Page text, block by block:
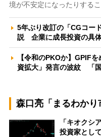
境が不安定になったりする
5年ぶり改訂の「CGコー
説 企業に成長投資の具
【令和のPKOか】GPIF
資拡大」発言の波紋 「
森口亮「まるわかり
「キオクシ
投資家とし